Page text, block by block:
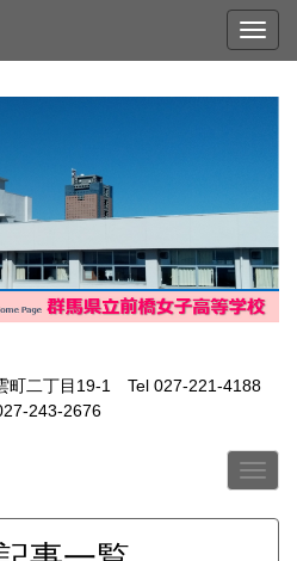
町二丁目19-1 Tel 027-221-4188
243-2676